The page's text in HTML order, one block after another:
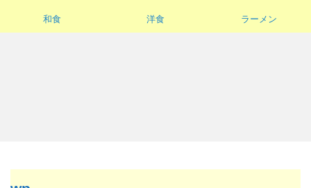
和食 洋食 ラーメン